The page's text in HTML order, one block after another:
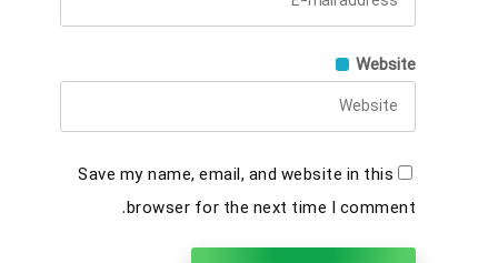
Website
Save my name, email, and website in this
browser for the next time I comment.